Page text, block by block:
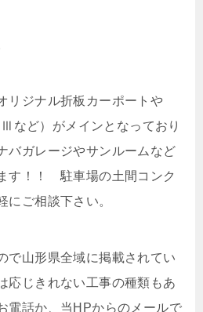
リジナル折板カーポートや
Ⅲなど）がメインとなっており
バガレージやサンルームなど
す！！ 駐車場の土間コンク
にご相談下さい。
で山形県全域に掲載されてい
応じきれない工事の種類もあ
電話か、当HPからのメールで